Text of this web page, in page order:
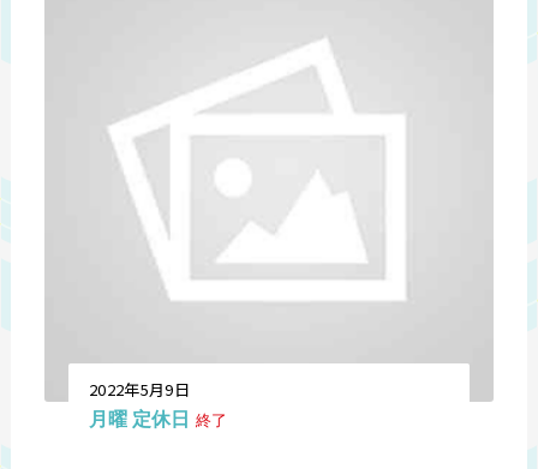
2022年5月9日
月曜 定休日 終了